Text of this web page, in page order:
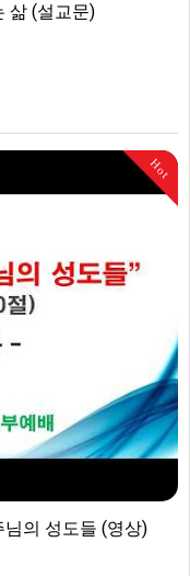
삶 (설교문)
Hot
의 성도들 (영상)